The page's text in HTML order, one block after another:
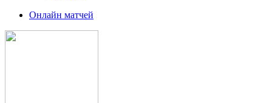
Онлайн матчей